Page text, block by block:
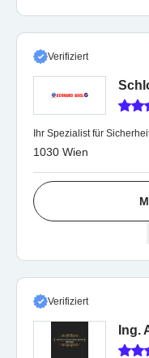
Verifiziert
Ihr Spezialist für
1030 Wien
Verifiziert
Ing.